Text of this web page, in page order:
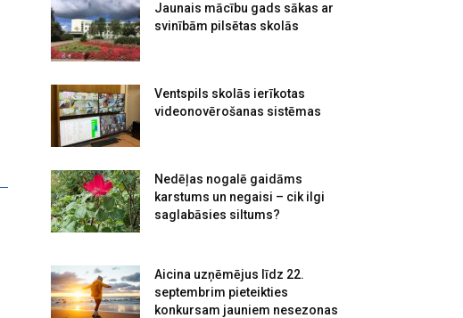
Jaunais mācību gads sākas ar
svinībām pilsētas skolās
Ventspils skolās ierīkotas
videonovērošanas sistēmas
Nedēļas nogalē gaidāms
karstums un negaisi – cik ilgi
saglabāsies siltums?
Aicina uzņēmējus līdz 22.
septembrim pieteikties
konkursam jauniem nesezonas